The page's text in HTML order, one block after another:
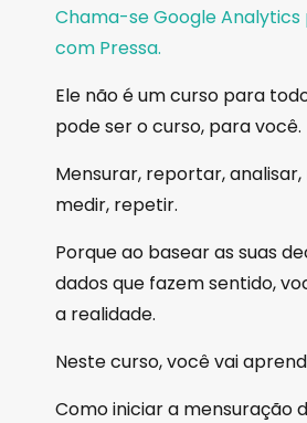
Chama-se Google
com Pressa.
Ele não é um curso para
pode ser o curso, para você.
Mensurar, reportar,
medir, repetir.
Porque ao basear as suas
dados que fazem sentido,
a realidade.
Neste curso, você vai
Como iniciar a mensuração